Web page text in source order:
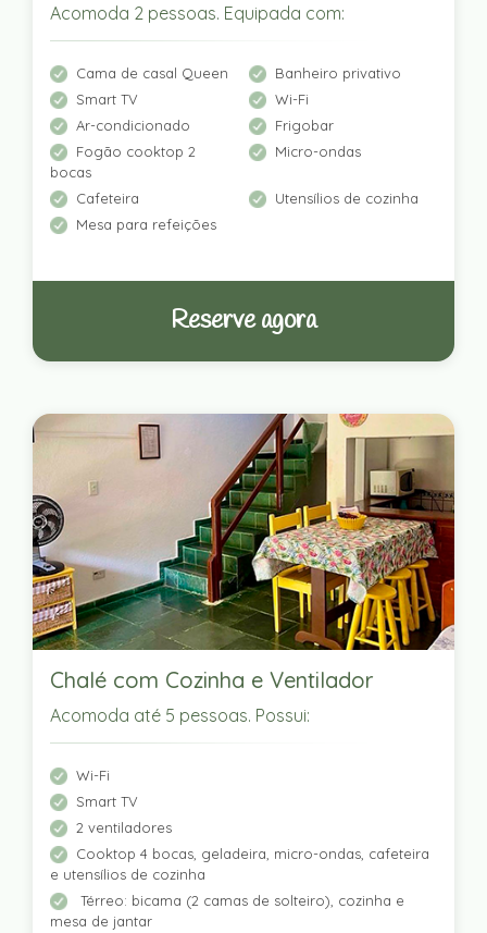
Acomoda 2 pessoas. Equipada com:
Cama de casal Queen
Banheiro privativo
Smart TV
Wi-Fi
Ar-condicionado
Frigobar
Fogão cooktop 2
bocas
Micro-ondas
Cafeteira
Utensílios de cozinha
Mesa para refeições
Reserve agora
Chalé com Cozinha e Ventilador
Acomoda até 5 pessoas. Possui:
Wi-Fi
Smart TV
2 ventiladores
Cooktop 4 bocas, geladeira, micro-ondas, cafeteira
e utensílios de cozinha
Térreo: bicama (2 camas de solteiro), cozinha e
mesa de jantar